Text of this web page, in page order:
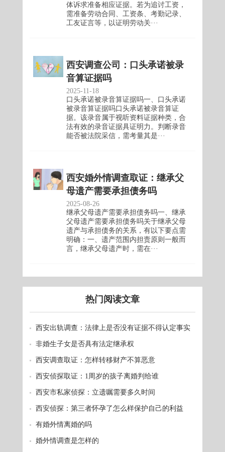
体诉求准备相应证据。若为追讨工资，
需准备劳动合同、工资条、考勤记录、
工友证言等，以证明劳动关···
西安调查公司：口头承诺被录
音算证据吗
2025-11-18
口头承诺被录音算证据吗一、口头承诺
被录音算证据吗口头承诺被录音算证
据。该录音属于视听资料证据种类，合
法有效的录音证据具证明力。判断录音
能否被法院采信，需考量其是···
西安婚外情调查取证：继承父
母遗产需要承担债务吗
2025-08-26
继承父母遗产需要承担债务吗一、继承
父母遗产需要承担债务吗关于继承父母
遗产与承担债务的关系，有以下要点需
明确：一、遗产范围内担责原则一般而
言，继承父母遗产时，需在···
热门阅读文章
西安出轨调查：法律上是否没有证据不得认定事实
非婚生子女是否具有法定继承权
西安调查取证：怎样转移财产不算恶意
西安侦探取证：1周岁的孩子离婚判给谁
西安市私家侦探：立遗嘱需要多久时间
西安侦探：第三者怀孕了怎么样保护自己的利益
有婚外情离婚的吗
婚外情调查是怎样的